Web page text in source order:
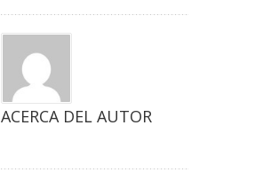
ACERCA DEL AUTOR